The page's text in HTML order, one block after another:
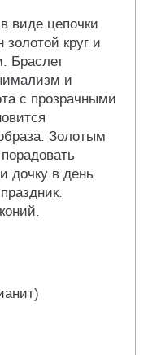
виде цепочки
круг и
Браслет
и
с прозрачными
Золотым
в день